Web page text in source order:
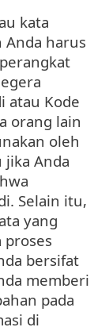
kata
Anda harus
atau Kode
orang lain
oleh
Anda
Selain itu,
yang
proses
bersifat
memberi
pada
di